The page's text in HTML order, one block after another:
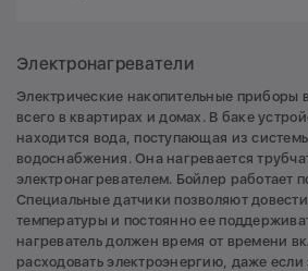
Электронагреватели
Электрические накопительные приборы
всего в квартирах и домах. В баке
находится вода, поступающая из
водоснабжения. Она нагревается
электронагревателем. Бойлер работает
Специальные датчики позволяют
температуры и постоянно ее
нагреватель должен время от времени
расходовать электроэнергию, даже